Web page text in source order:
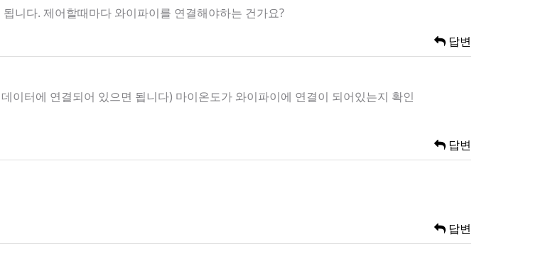
니다. 제어할때마다 와이파이를 연결해야하는 건가요?
답변
이터에 연결되어 있으면 됩니다) 마이온도가 와이파이에 연결이 되어있는지 확인
답변
답변